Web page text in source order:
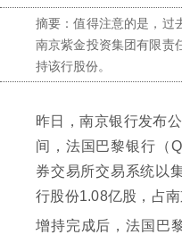
摘要：值得注意的是，过
南京紫金投资集团有限责
持该行股份。
昨日，南京银行发布
间，法国巴黎银行（
券交易所交易系统以
行股份1.08亿股，占
增持完成后，法国巴